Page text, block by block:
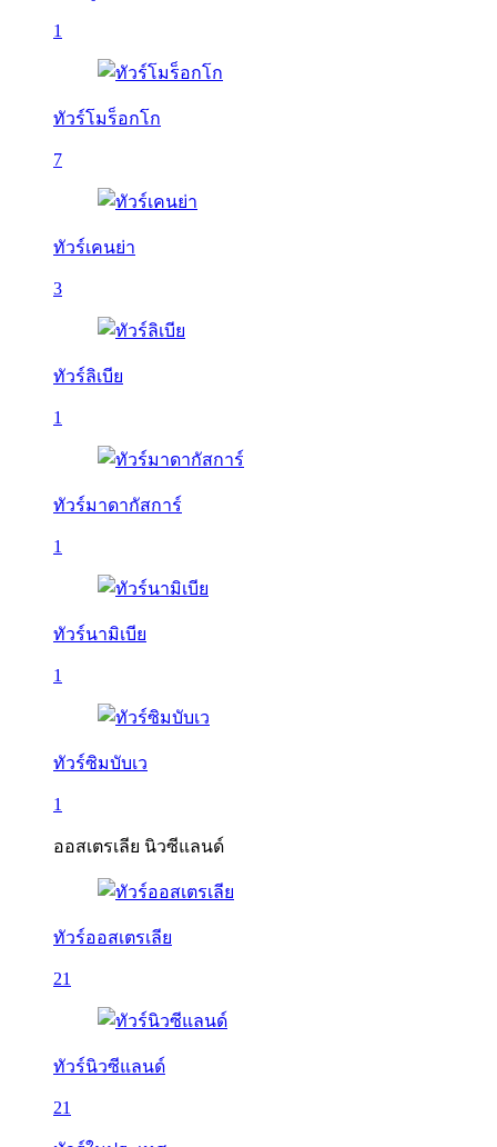
1
ทัวร์โมร็อกโก
7
ทัวร์เคนย่า
3
ทัวร์ลิเบีย
1
ทัวร์มาดากัสการ์
1
ทัวร์นามิเบีย
1
ทัวร์ซิมบับเว
1
ออสเตรเลีย นิวซีแลนด์
ทัวร์ออสเตรเลีย
21
ทัวร์นิวซีแลนด์
21